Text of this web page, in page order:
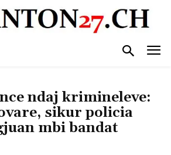
ndaj krimineleve:
sikur policia
mbi bandat